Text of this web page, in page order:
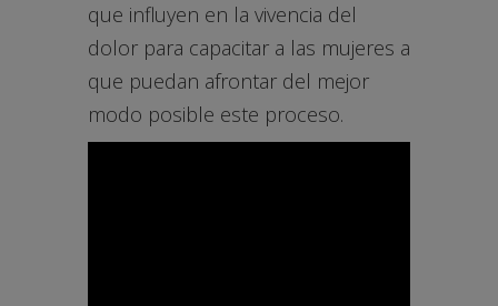
que influyen en la vivencia del
dolor para capacitar a las mujeres a
que puedan afrontar del mejor
modo posible este proceso.